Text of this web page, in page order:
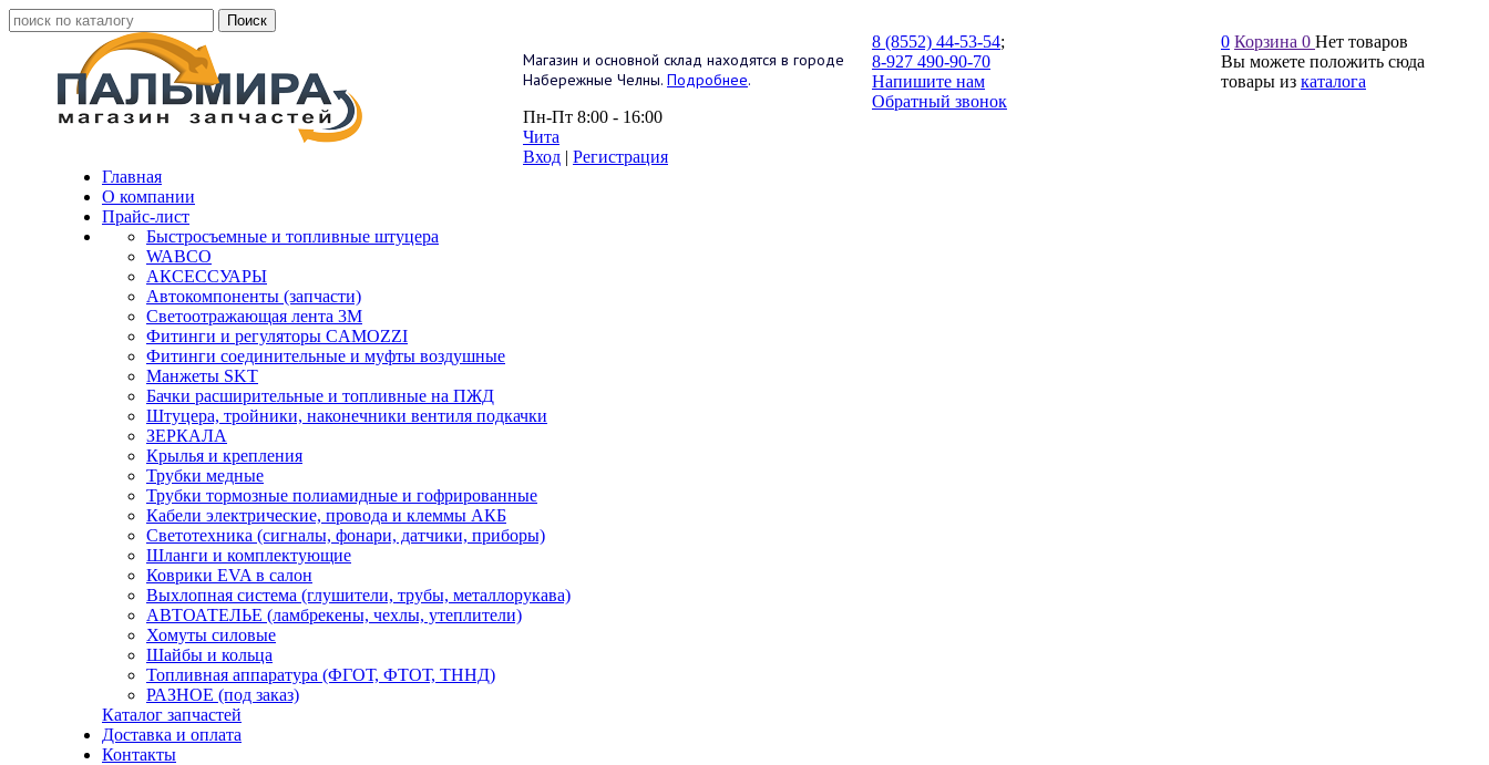
Магазин и основной склад находятся в городе
Набережные Челны. Подробнее.
Пн-Пт 8:00 - 16:00
Чита
Вход | Регистрация
8 (8552) 44-53-54;
8-927 490-90-70
Напишите нам
Обратный звонок
0 Корзина 0 Нет товаров
Вы можете положить сюда
товары из каталога
Главная
О компании
Прайс-лист
Быстросъемные и топливные штуцера
WABCO
АКСЕССУАРЫ
Автокомпоненты (запчасти)
Светоотражающая лента 3М
Фитинги и регуляторы CAMOZZI
Фитинги соединительные и муфты воздушные
Манжеты SKT
Бачки расширительные и топливные на ПЖД
Штуцера, тройники, наконечники вентиля подкачки
ЗЕРКАЛА
Крылья и крепления
Трубки медные
Трубки тормозные полиамидные и гофрированные
Кабели электрические, провода и клеммы АКБ
Светотехника (сигналы, фонари, датчики, приборы)
Шланги и комплектующие
Коврики EVA в салон
Выхлопная система (глушители, трубы, металлорукава)
АВТОАТЕЛЬЕ (ламбрекены, чехлы, утеплители)
Хомуты силовые
Шайбы и кольца
Топливная аппаратура (ФГОТ, ФТОТ, ТННД)
РАЗНОЕ (под заказ)
Каталог запчастей
Доставка и оплата
Контакты